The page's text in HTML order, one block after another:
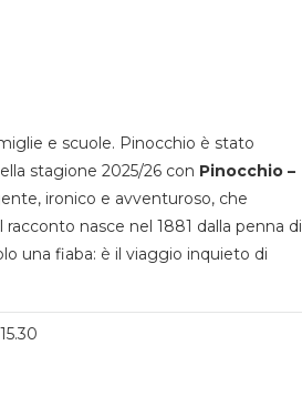
e scuole. Pinocchio è stato
stagione 2025/26 con Pinocchio –
ironico e avventuroso, che
nasce nel 1881 dalla penna di
una fiaba: è il viaggio inquieto di